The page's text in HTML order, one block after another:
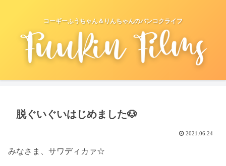
コーギーふうちゃん＆りんちゃんのバンコクライフ
脱ぐいぐいはじめました🐶
2021.06.24
みなさま、サワディカァ☆